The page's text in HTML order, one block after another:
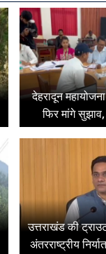
देहरादून
फिर मांगे
उत्तराखंड की
अंतरराष्ट्रीय